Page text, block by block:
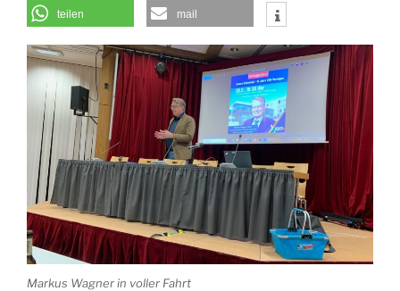
teilen mail
Markus Wagner in voller Fahrt